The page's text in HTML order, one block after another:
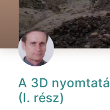
A 3D
(I. rész)